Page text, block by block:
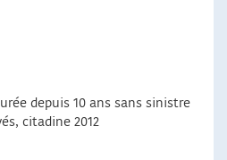
depuis 10 ans sans sinistre
citadine 2012